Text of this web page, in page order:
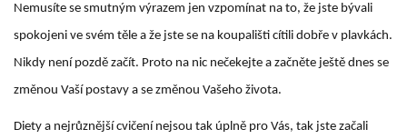
Nemusíte se smutným výrazem jen vzpomínat na to, že jste bývali
spokojeni ve svém těle a že jste se na koupališti cítili dobře v plavkách.
Nikdy není pozdě začít. Proto na nic nečekejte a začněte ještě dnes se
změnou Vaší postavy a se změnou Vašeho života.
Diety a nejrůznější cvičení nejsou tak úplně pro Vás, tak jste začali